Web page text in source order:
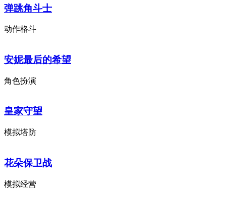
弹跳角斗士
动作格斗
安妮最后的希望
角色扮演
皇家守望
模拟塔防
花朵保卫战
模拟经营